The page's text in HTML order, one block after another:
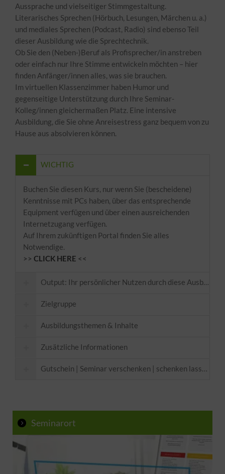
Aussprache und vielseitiger Stimmgestaltung.
Literarisches Sprechen (Hörbuch, Lesungen, Märchen u. a.)
und mediales Sprechen (Podcast, Radio) sind ebenso Teil
dieser Ausbildung wie die Sprechtechnik.
Ob Sie den (Neben-)Beruf als Profisprecher/in anstreben
oder einfach nur Ihre Stimme entwickeln möchten – hier
finden Anfänger/innen alles, was sie brauchen.
Im virtuellen Klassenzimmer haben Humor und
gegenseitige Unterstützung durch Ihre Seminar-
Kolleg/innen gleichermaßen Platz. Eine intensive
Ausbildung, die Sie ohne Anreisestress ganz bequem von zu
Hause aus absolvieren können.
WICHTIG
Buchen Sie diesen Kurs, nur wenn Sie (bescheidene)
Kenntnisse mit PCs haben, über das entsprechende
Equipment verfügen und über einen ausreichenden
Internetzugang verfügen.
Auf Ihrem zukünftigen Portal finden Sie alles
Notwendige.
>> CLICK HERE <<
Output: Ihr persönlicher Nutzen durch diese Ausbildung
Zielgruppe
Hörbuchsprecher in spe.
YouTuber, Menschen am Telefon, Personen im
Für alle, die einfach wissen möchten, warum
Ausbildungsthemen & Inhalte
Zusätzliche Informationen
Voraussetzungen:
Technische Voraussetzung:
Gutschein | Seminar verschenken | schenken lassen
Seminarort